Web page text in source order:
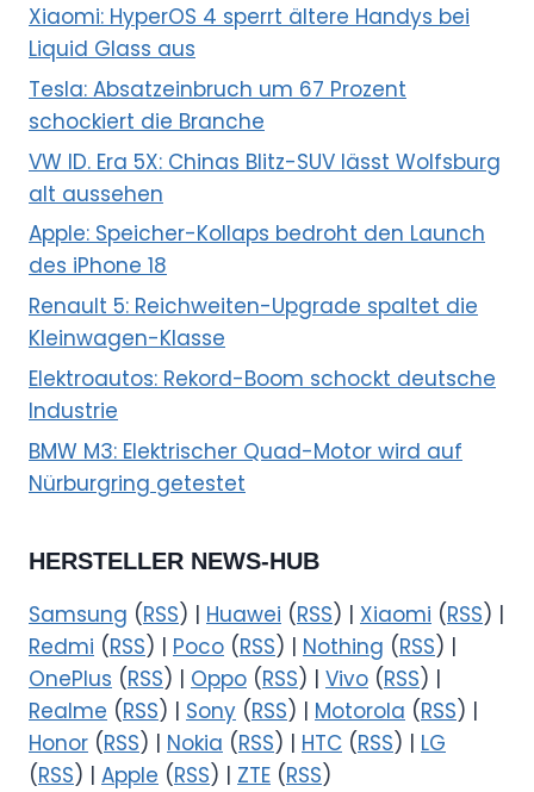
Xiaomi: HyperOS 4 sperrt ältere Handys bei
Liquid Glass aus
Tesla: Absatzeinbruch um 67 Prozent
schockiert die Branche
VW ID. Era 5X: Chinas Blitz-SUV lässt Wolfsburg
alt aussehen
Apple: Speicher-Kollaps bedroht den Launch
des iPhone 18
Renault 5: Reichweiten-Upgrade spaltet die
Kleinwagen-Klasse
Elektroautos: Rekord-Boom schockt deutsche
Industrie
BMW M3: Elektrischer Quad-Motor wird auf
Nürburgring getestet
HERSTELLER NEWS-HUB
Samsung (RSS) | Huawei (RSS) | Xiaomi (RSS) |
Redmi (RSS) | Poco (RSS) | Nothing (RSS) |
OnePlus (RSS) | Oppo (RSS) | Vivo (RSS) |
Realme (RSS) | Sony (RSS) | Motorola (RSS) |
Honor (RSS) | Nokia (RSS) | HTC (RSS) | LG
(RSS) | Apple (RSS) | ZTE (RSS)